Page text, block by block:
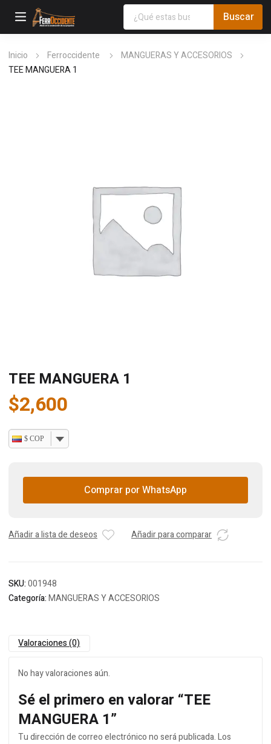
Inicio Ferroccidente
MANGUERAS Y ACCESORIOS
TEE MANGUERA 1
TEE MANGUERA 1
$2,600
$ COP
Comprar por WhatsApp
Añadir a lista de deseos Añadir para comparar
SKU:001948
Categoría:MANGUERAS Y ACCESORIOS
Valoraciones (0)
No hay valoraciones aún.
Sé el primero en valorar “TEE
MANGUERA 1”
Tu dirección de correo electrónico no será publicada.Los